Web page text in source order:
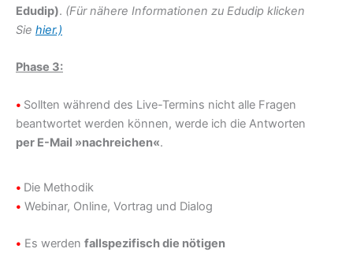
Edudip). (Für nähere Informationen zu Edudip klicken
Sie hier.)
Phase 3:
• Sollten während des Live-Termins nicht alle Fragen
beantwortet werden können, werde ich die Antworten
per E-Mail »nachreichen«.
• Die Methodik
• Webinar, Online, Vortrag und Dialog
• Es werden fallspezifisch die nötigen